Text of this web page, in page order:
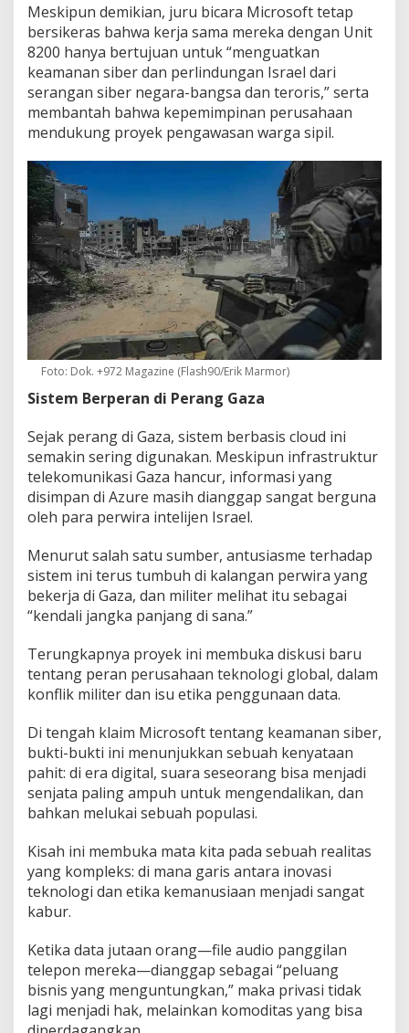
Meskipun demikian, juru bicara Microsoft tetap
bersikeras bahwa kerja sama mereka dengan Unit
8200 hanya bertujuan untuk “menguatkan
keamanan siber dan perlindungan Israel dari
serangan siber negara-bangsa dan teroris,” serta
membantah bahwa kepemimpinan perusahaan
mendukung proyek pengawasan warga sipil.
Foto: Dok. +972 Magazine (Flash90/Erik Marmor)
Sistem Berperan di Perang Gaza
Sejak perang di Gaza, sistem berbasis cloud ini
semakin sering digunakan. Meskipun infrastruktur
telekomunikasi Gaza hancur, informasi yang
disimpan di Azure masih dianggap sangat berguna
oleh para perwira intelijen Israel.
Menurut salah satu sumber, antusiasme terhadap
sistem ini terus tumbuh di kalangan perwira yang
bekerja di Gaza, dan militer melihat itu sebagai
“kendali jangka panjang di sana.”
Terungkapnya proyek ini membuka diskusi baru
tentang peran perusahaan teknologi global, dalam
konflik militer dan isu etika penggunaan data.
Di tengah klaim Microsoft tentang keamanan siber,
bukti-bukti ini menunjukkan sebuah kenyataan
pahit: di era digital, suara seseorang bisa menjadi
senjata paling ampuh untuk mengendalikan, dan
bahkan melukai sebuah populasi.
Kisah ini membuka mata kita pada sebuah realitas
yang kompleks: di mana garis antara inovasi
teknologi dan etika kemanusiaan menjadi sangat
kabur.
Ketika data jutaan orang—file audio panggilan
telepon mereka—dianggap sebagai “peluang
bisnis yang menguntungkan,” maka privasi tidak
lagi menjadi hak, melainkan komoditas yang bisa